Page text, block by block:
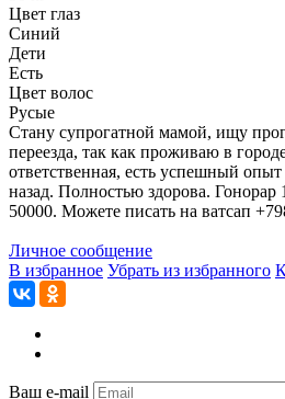
Цвет глаз
Синий
Дети
Есть
Цвет волос
Русые
Стану супрогатной мамой, ищу
переезда, так как проживаю в
ответственная, есть успешный
назад. Полностью здорова. Гонорар
50000. Можете писать на ватсап
Личное сообщение
В избранное Убрать из избранного
Ваш e-mail